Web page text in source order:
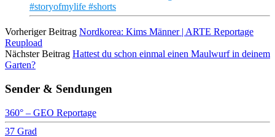
#storyofmylife #shorts
Vorheriger Beitrag Nordkorea: Kims Männer | ARTE Reportage
Reupload
Nächster Beitrag Hattest du schon einmal einen Maulwurf in deinem
Garten?
Sender & Sendungen
360° – GEO Reportage
37 Grad